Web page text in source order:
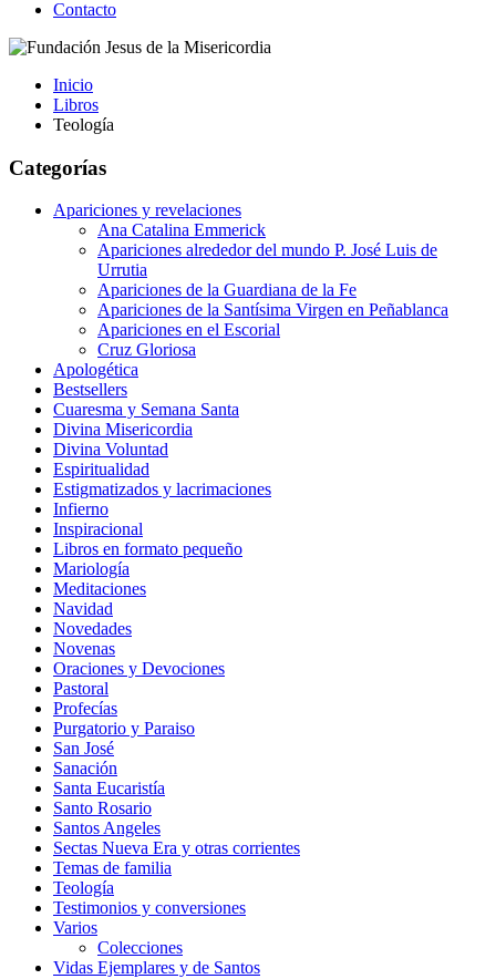
Contacto
Inicio
Libros
Teología
Categorías
Apariciones y revelaciones
Ana Catalina Emmerick
Apariciones alrededor del mundo P. José Luis de
Urrutia
Apariciones de la Guardiana de la Fe
Apariciones de la Santísima Virgen en Peñablanca
Apariciones en el Escorial
Cruz Gloriosa
Apologética
Bestsellers
Cuaresma y Semana Santa
Divina Misericordia
Divina Voluntad
Espiritualidad
Estigmatizados y lacrimaciones
Infierno
Inspiracional
Libros en formato pequeño
Mariología
Meditaciones
Navidad
Novedades
Novenas
Oraciones y Devociones
Pastoral
Profecías
Purgatorio y Paraiso
San José
Sanación
Santa Eucaristía
Santo Rosario
Santos Angeles
Sectas Nueva Era y otras corrientes
Temas de familia
Teología
Testimonios y conversiones
Varios
Colecciones
Vidas Ejemplares y de Santos